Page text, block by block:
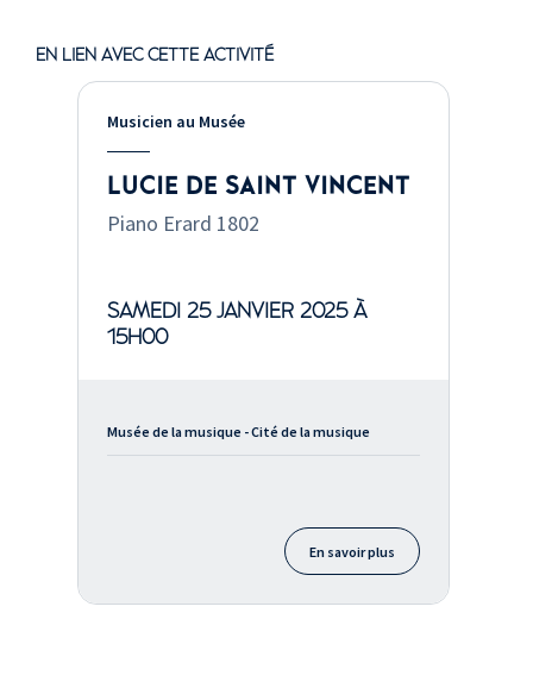
EN LIEN AVEC CETTE ACTIVITÉ
Musicien au Musée
LUCIE DE SAINT VINCENT
Piano Erard 1802
SAMEDI 25 JANVIER 2025 À
15H00
Musée de la musique - Cité de la musique
En savoir plus